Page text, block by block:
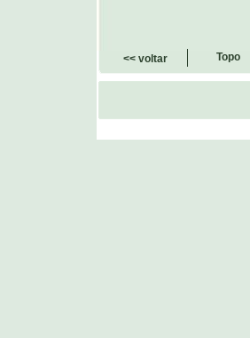
<< voltar Topo